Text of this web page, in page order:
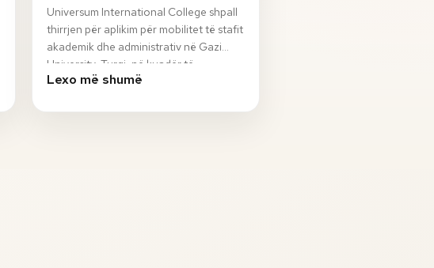
Universum International College shpall
thirrjen për aplikim për mobilitet të stafit
akademik dhe administrativ në Gazi
University, Turqi, në kuadër të
programi…
Lexo më shumë